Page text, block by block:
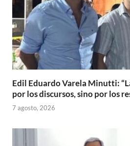
Edil Eduardo Varela Minutti:
por los discursos, sino por los
7 agosto, 2026